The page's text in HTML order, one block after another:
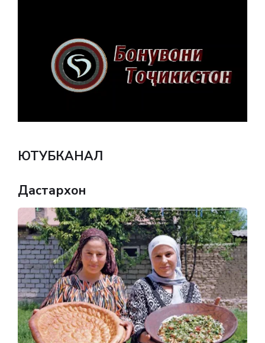
ЮТУБКАНАЛ
Дастархон